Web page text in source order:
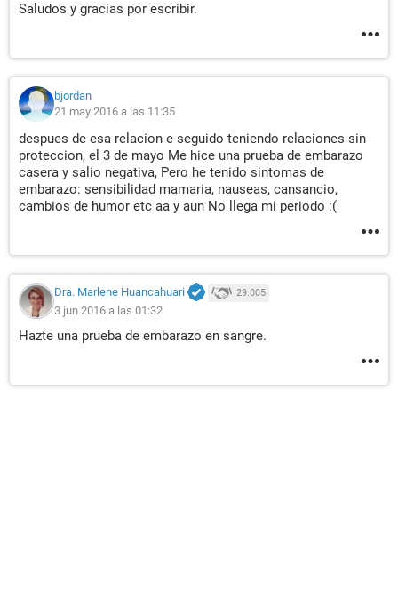
Saludos y gracias por escribir.
bjordan
21 may 2016 a las 11:35
despues de esa relacion e seguido teniendo relaciones sin
proteccion, el 3 de mayo Me hice una prueba de embarazo
casera y salio negativa, Pero he tenido sintomas de
embarazo: sensibilidad mamaria, nauseas, cansancio,
cambios de humor etc aa y aun No llega mi periodo :(
Dra. Marlene Huancahuari 29.005
3 jun 2016 a las 01:32
Hazte una prueba de embarazo en sangre.